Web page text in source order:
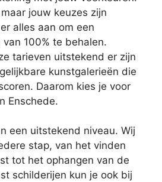
jouw keuzes zijn
alles aan om een
100% te behalen.
tarieven uitstekend er zijn
kunstgalerieën die
Daarom kies je voor
Enschede.
een uitstekend niveau. Wij
stap, van het vinden
tot het ophangen van de
schilderijen kun je ook bij